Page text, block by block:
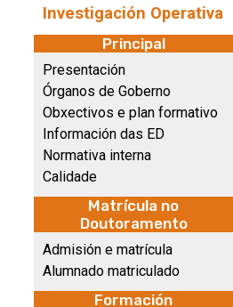
Investigación Operativa
Principal
Presentación
Órganos de Goberno
Obxectivos e plan formativo
Información das ED
Normativa interna
Calidade
Matrícula no
Doutoramento
Admisión e matrícula
Alumnado matriculado
Formación